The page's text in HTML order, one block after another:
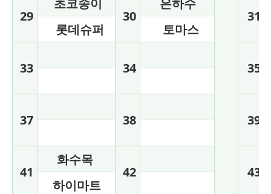
29
초코송이
30
은하수
31
롯데슈퍼
토마스
33 34 35
37 38 39
41
화수목
42
43
하이마트